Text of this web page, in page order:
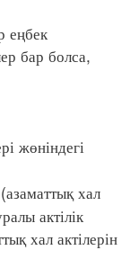
еңбек
бар болса,
жөніндегі
(азаматтық хал
актілік
хал актілерін